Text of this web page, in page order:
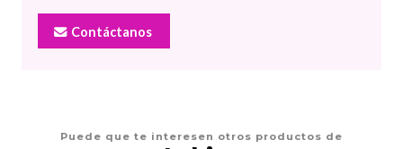
Contáctanos
Puede que te interesen otros productos de